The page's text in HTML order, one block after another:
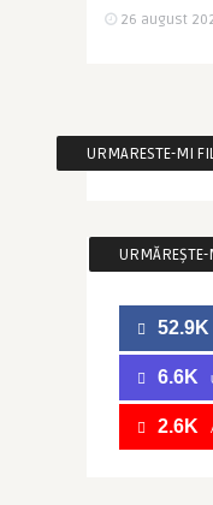
26 august
URMARESTE-MI
URMĂREȘTE-
52.9K
6.6K
2.6K